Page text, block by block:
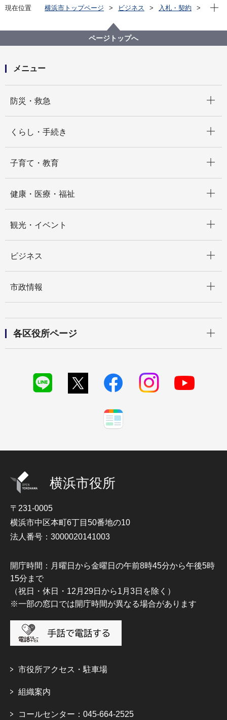
現在位置 横浜市トップページ ビジネス
入札・契約
【入札取消】市立保育所調理業務委託（横浜市芦穂崎
保育園）
現在
ページトップへ
メニュー
防災・救急
くらし・手続き
子育て・教育
健康・医療・福祉
観光・イベント
ビジネス
市政情報
各区役所ページ
横浜市役所
〒231-0005
横浜市中区本町6丁目50番地の10
法人番号：3000020141003
開庁時間：月曜日から金曜日の午前8時45分から午後5時
15分まで
（祝日・休日・12月29日から1月3日を除く）
※一部の窓口では開庁時間が異なる場合があります
市役所アクセス・駐車場
組織案内
コールセンター：045-664-2525